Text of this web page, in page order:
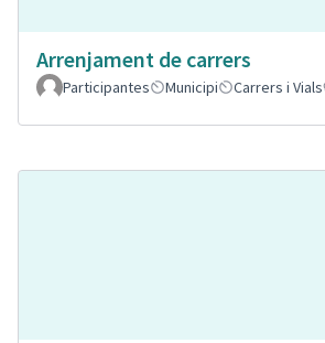
Arrenjament de carrers
Participantes
Municipi Carrers i Vials